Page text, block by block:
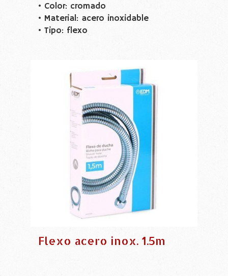
• Color: cromado
• Material: acero inoxidable
• Tipo: flexo
Flexo acero inox. 1.5m